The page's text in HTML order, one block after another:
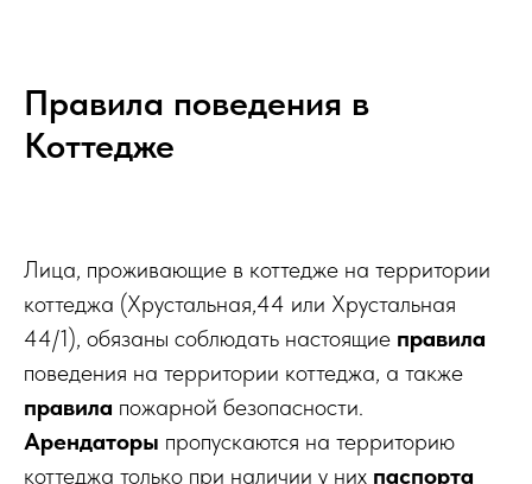
Правила поведения в
Коттедже
Лица, проживающие в коттедже на территории
коттеджа (Хрустальная,44 или Хрустальная
44/1), обязаны соблюдать настоящие правила
поведения на территории коттеджа, а также
правила пожарной безопасности.
Арендаторы пропускаются на территорию
коттеджа только при наличии у них паспорта